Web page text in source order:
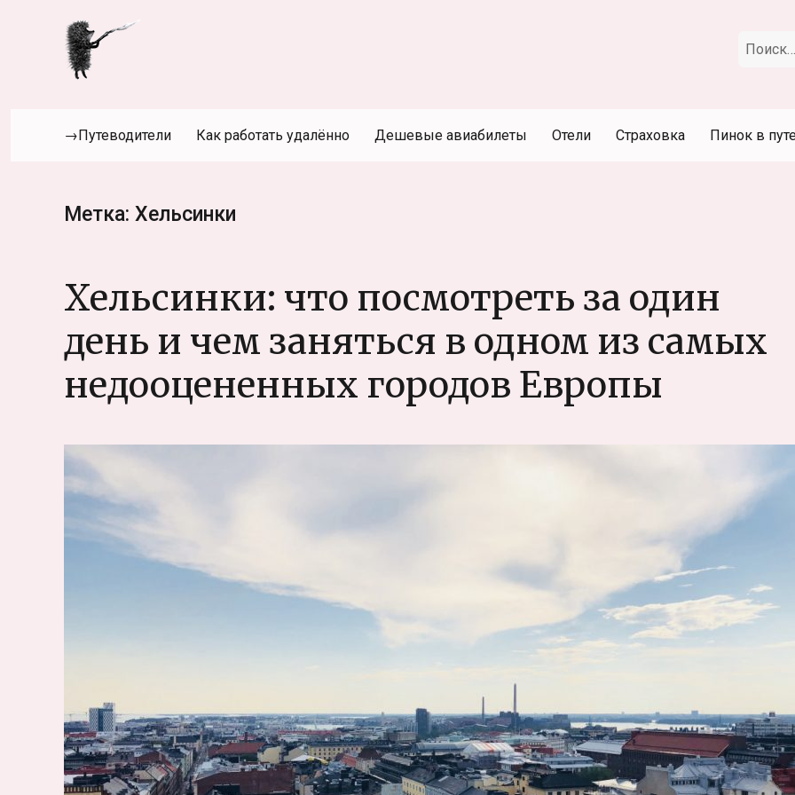
Искать:
→Путеводители Как работать удалённо Дешевые авиабилеты Отели Страховка Пинок в
Метка: Хельсинки
Хельсинки: что посмотреть за один
день и чем заняться в одном из самых
недооцененных городов Европы